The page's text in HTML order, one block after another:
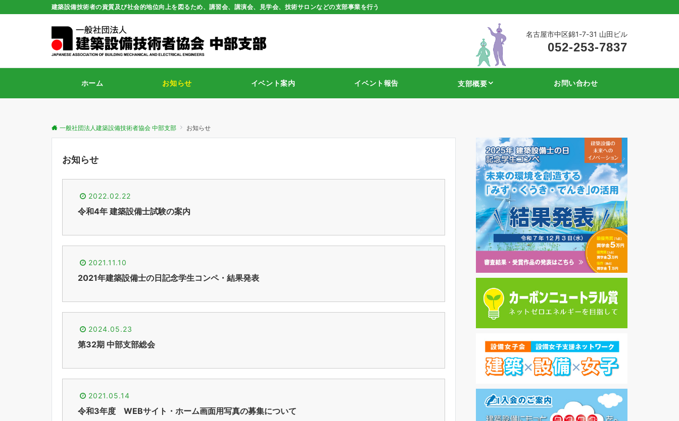
建築設備技術者の資質及び社会的地位向上を図るため、講習会、講演会、見学会、技術サロンなどの支部事業を行う
名古屋市中区錦1-7-31 山田ビル
052-253-7837
ホーム お知らせ イベント案内 イベント報告 支部概要 お問い合わせ
一般社団法人建築設備技術者協会 中部支部 お知らせ
お知らせ
2022.02.22
令和4年 建築設備士試験の案内
2021.11.10
2021年建築設備士の日記念学生コンペ・結果発表
2024.05.23
第32期 中部支部総会
2021.05.14
令和3年度 WEBサイト・ホーム画面用写真の募集について